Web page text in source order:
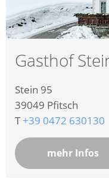
Gasthof
Stein 95
39049 Pfitsch
T+39 0472 630130
mehr Infos